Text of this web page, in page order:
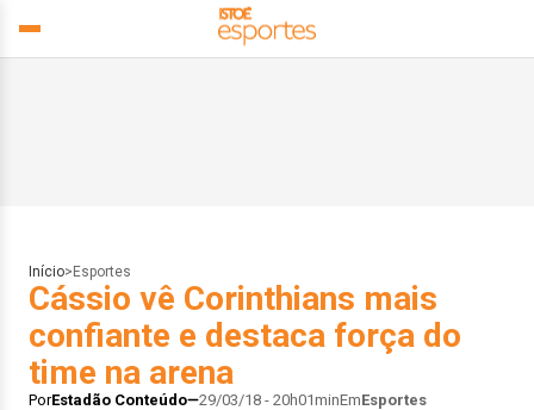
Início> Esportes
Cássio vê Corinthians mais
confiante e destaca força do
time na arena
PorEstadão Conteúdo 29/03/18 - 20h01minEmEsportes